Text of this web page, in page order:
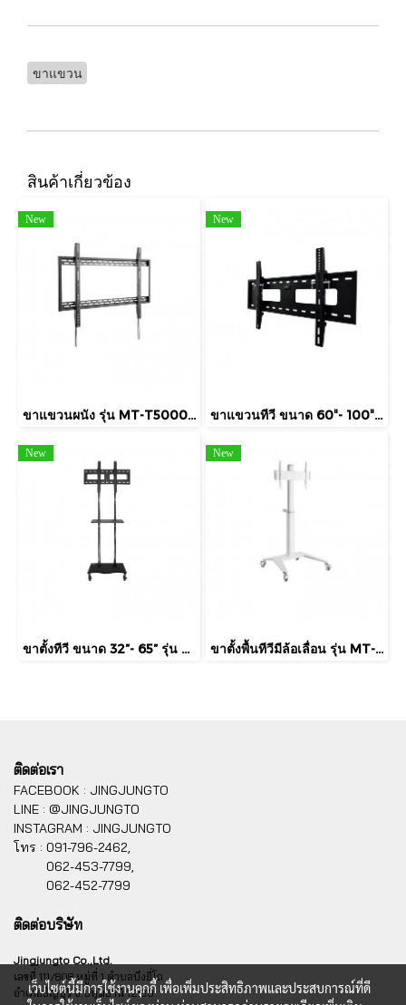
ขาแขวน
สินค้าเกี่ยวข้อง
New
ขาแขวนผนัง รุ่น MT-T5000 รองรับจอขนาด 60-100 นิ้ว รองรับน้ำหนักถึง 100 กิโลกรัม
New
ขาแขวนทีวี ขนาด 60″- 100″ รุ่น V4H (เหล็กหนาพิเศษ ปรับก้มได้ 20 องศา)
New
ขาตั้งทีวี ขนาด 32”- 65” รุ่น LD-V9 (มีล้อเลื่อน ปรับระดับทีวีได้ตลอดเสา พร้อมชั้นวาง)
New
ขาตั้งพื้นทีวีมีล้อเลื่อน รุ่น MT-F9200 วัสดุเหล็ก {สีขาว}
ติดต่อเรา
FACEBOOK : JINGJUNGTO
LINE : @JINGJUNGTO
INSTAGRAM : JINGJUNGTO
โทร : 091-796-2462,
062-453-7799,
062-452-7799
ติดต่อบริษัท
Jingjungto Co.,Ltd.
เลขที่ 111/808 หมู่ที่ 1 ตำบลบึงยี่โถ
อำเภอธัญบุรี จ.ปทุมธานี 12130
เว็บไซต์นี้มีการใช้งานคุกกี้ เพื่อเพิ่มประสิทธิภาพและประสบการณ์ที่ดี